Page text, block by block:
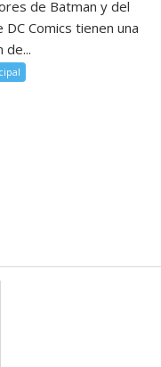
de Batman y del
Comics tienen una
de...